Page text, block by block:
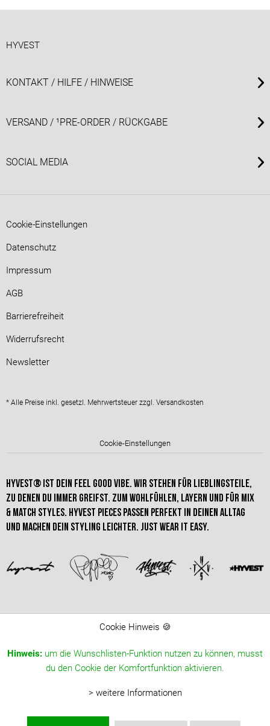
HYVEST
KONTAKT / HILFE / HINWEISE
VERSAND / ¹PRE-ORDER / RÜCKGABE
SOCIAL MEDIA
Cookie-Einstellungen
Datenschutz
Impressum
AGB
Barrierefreiheit
Widerrufsrecht
Newsletter
* Alle Preise inkl. gesetzl. Mehrwertsteuer zzgl. Versandkosten
Cookie-Einstellungen
HYVEST® IST dein FEEL GOOD VIBE. Wir stehen für Lieblingsteile,
zu denen du immer greifst. Zum Wohlfühlen, Layern und für Mix
& Match styles. hyvest pieces passen perfekt in deinen alltag
und machen dein STYLING leichter. just wear it easy.
Cookie Hinweis 🍪
Hinweis: um die Wunschlisten-Funktion nutzen zu können, musst
du den Cookie der Komfortfunktion aktivieren.
> weitere Informationen